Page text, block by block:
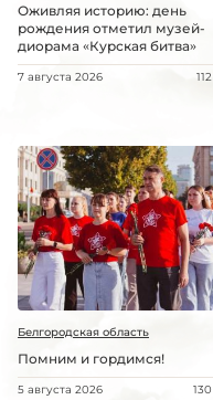
Оживляя историю: день
рождения отметил музей-
диорама «Курская битва»
7 августа 2026 112
Белгородская область
Помним и гордимся!
5 августа 2026 130